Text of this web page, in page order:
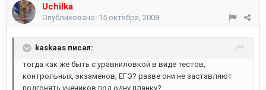
Uchilka
Опубликовано: 15 октября, 2008
kaskaas писал:
тогда как же быть с уравниловкой в виде тестов,
контрольных, экзаменов, ЕГЭ? разве они не заставляют
подгонять учеников под одну планку?